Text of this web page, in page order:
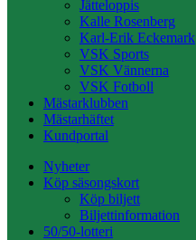
Jätteloppis
Kalle Rosenberg
Karl-Erik Eckemark
VSK Sports
VSK Vännerna
VSK Fotboll
Mästarklubben
Mästarhäftet
Kundportal
Nyheter
Köp säsongskort
Köp biljett
Biljettinformation
50/50-lotteri